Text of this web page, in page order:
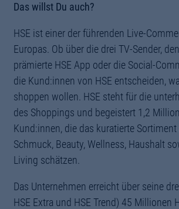
Das willst Du auch?
HSE ist einer der führenden Live-
Europas. Ob über die drei TV-Sender,
prämierte HSE App oder die Social-
die Kund:innen von HSE entscheiden,
shoppen wollen. HSE steht für die
des Shoppings und begeistert 1,2
Kund:innen, die das kuratierte Sortiment
Schmuck, Beauty, Wellness, Haushalt
Living schätzen.
Das Unternehmen erreicht über seine
HSE Extra und HSE Trend) 45 Millionen